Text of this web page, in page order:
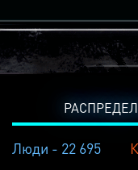
Люди - 22 695